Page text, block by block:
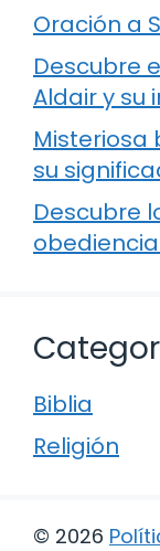
Oración a
Descubre
Aldair y su
Misteriosa
su
Descubre
Biblia
Religión
© 2026